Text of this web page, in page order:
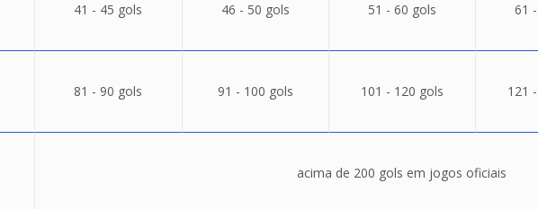
41 - 45 gols 46 - 50 gols 51 - 60 gols 61
81 - 90 gols 91 - 100 gols 101 - 120 gols 121
acima de 200 gols em jogos oficiais